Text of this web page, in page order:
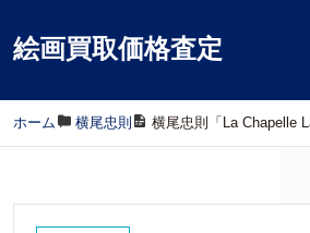
絵画買取価格査定
ホーム / 横尾忠則 / 横尾忠則「La Chapelle